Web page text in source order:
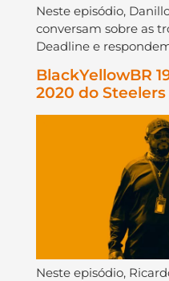
Neste episódio,
conversam sobre as
Deadline e
BlackYellowBR
2020 do Steelers
Neste episódio,